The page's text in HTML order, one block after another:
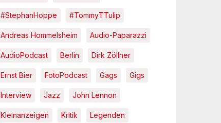
#StephanHoppe #TommyTTulip
Andreas Hommelsheim Audio-Paparazzi
AudioPodcast Berlin Dirk Zöllner
Ernst Bier FotoPodcast Gags Gigs
Interview Jazz John Lennon
Kleinanzeigen Kritik Legenden